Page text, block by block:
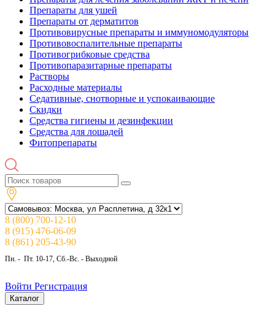
Препараты для ушей
Препараты от дерматитов
Противовирусные препараты и иммуномодуляторы
Противовоспалительные препараты
Противогрибковые средства
Противопаразитарные препараты
Растворы
Расходные материалы
Седативные, снотворные и успокаивающие
Скидки
Средства гигиены и дезинфекции
Средства для лошадей
Фитопрепараты
8 (800) 700-12-10
8 (915) 476-06-09
8 (861) 205-43-90
Пн. - Пт. 10-17, Сб.-Вс. - Выходной
Войти Регистрация
Каталог